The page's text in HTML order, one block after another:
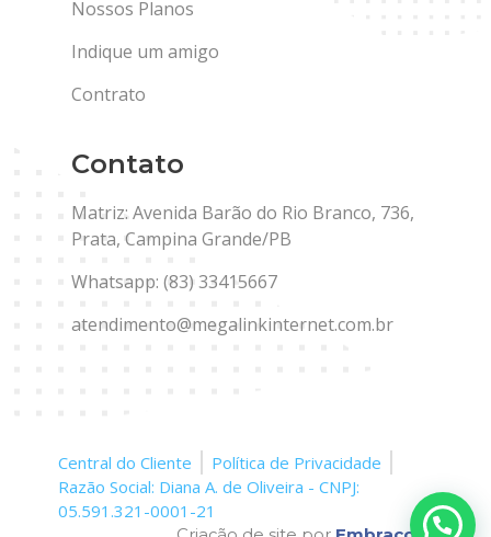
Nossos Planos
Indique um amigo
Contrato
Contato
Matriz: Avenida Barão do Rio Branco, 736,
Prata, Campina Grande/PB
Whatsapp: (83) 33415667
atendimento@megalinkinternet.com.br
Central do Cliente
Política de Privacidade
Razão Social: Diana A. de Oliveira - CNPJ:
05.591.321-0001-21